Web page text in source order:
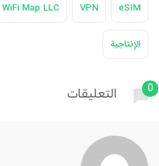
eSIM
VPN
WiFi Map LLC
الإنتاجية
0 التعليقات